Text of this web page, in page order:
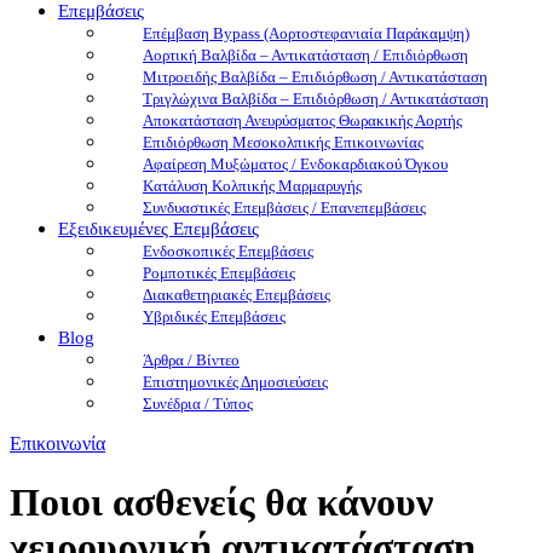
Επεμβάσεις
Επέμβαση Bypass (Αορτοστεφανιαία Παράκαμψη)
Αορτική Βαλβίδα – Αντικατάσταση / Επιδιόρθωση
Μιτροειδής Βαλβίδα – Επιδιόρθωση / Αντικατάσταση
Τριγλώχινα Βαλβίδα – Επιδιόρθωση / Αντικατάσταση
Αποκατάσταση Ανευρύσματος Θωρακικής Αορτής
Επιδιόρθωση Μεσοκολπικής Επικοινωνίας
Αφαίρεση Μυξώματος / Ενδοκαρδιακού Όγκου
Κατάλυση Κολπικής Μαρμαρυγής
Συνδυαστικές Eπεμβάσεις / Επανεπεμβάσεις
Εξειδικευμένες Επεμβάσεις
Ενδοσκοπικές Επεμβάσεις
Ρομποτικές Επεμβάσεις
Διακαθετηριακές Επεμβάσεις
Υβριδικές Επεμβάσεις
Blog
Άρθρα / Βίντεο
Επιστημονικές Δημοσιεύσεις
Συνέδρια / Τύπος
Επικοινωνία
Ποιοι ασθενείς θα κάνουν